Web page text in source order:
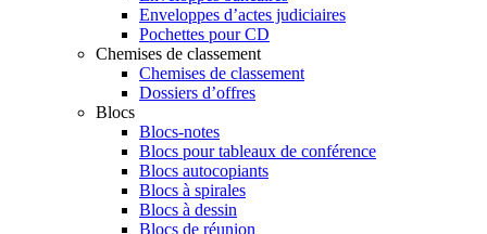
Enveloppes d’actes judiciaires
Pochettes pour CD
Chemises de classement
Chemises de classement
Dossiers d’offres
Blocs
Blocs-notes
Blocs pour tableaux de conférence
Blocs autocopiants
Blocs à spirales
Blocs à dessin
Blocs de réunion